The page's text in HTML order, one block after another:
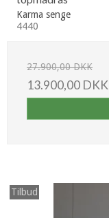
Karma senge
4440
27.900,00 DKK
13.900,00 DKK
Tilbud